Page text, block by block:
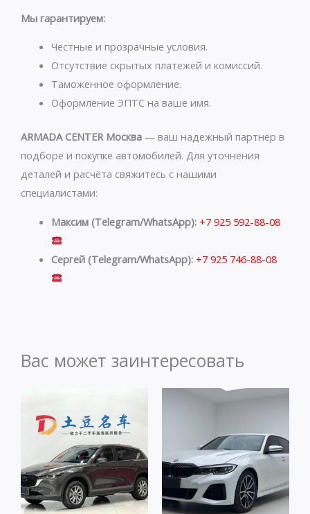
s
p
p
g
a
m
Мы гарантируем:
Честные и прозрачные условия.
Отсутствие скрытых платежей и комиссий.
Таможенное оформление.
Оформление ЭПТС на ваше имя.
ARMADA CENTER Москва — ваш надежный партнёр в
подборе и покупке автомобилей. Для уточнения
деталей и расчёта свяжитесь с нашими
специалистами:
Максим (Telegram/WhatsApp): +7 925 592-88-08
Сергей (Telegram/WhatsApp): +7 925 746-88-08
Вас может заинтересовать